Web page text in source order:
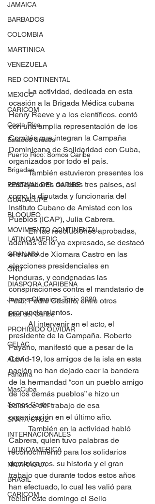
JAMAICA
BARBADOS
COLOMBIA
MARTINICA
VENEZUELA
RED CONTINENTAL
MEXICO
CARICOM
Costa Rica
Estados Unidos
Puerto Rico: Somos Caribe
Brigadas
FESTIVAL DEL CARIBE
GUADALUPE
BLOQUEO
MOVIMIENTO CONTINENTAL
LATINOAMERIC
GRANADA
ONU
DIÁSPORA CARIBEÑA
Juegos Olímpicos Tokio 2020
Islas del Caribe
PROHIBIDO OLVIDAR
CELAC
ALBA
Panamá
MasCuba
Somos Caribe
SANTA CRUZ
INTERNACIONALES
LATINOAMERICA
NICARAGUA
BRASIL
CARICOM
	La actividad, dedicada en esta
ocasión a la Brigada Médica cubana
Henry Reeve y a los científicos, contó
con una amplia representación de los
Comités que integran la Campaña
Dominicana de Solidaridad con Cuba,
organizados por todo el país.
	También estuvieron presentes los
embajadores de esos tres países, así
como la diputada y funcionaria del
Instituto Cubano de Amistad con los
Pueblos (ICAP), Julia Cabrera.
	En las resoluciones aprobadas,
además de lo ya expresado, se destacó
el triunfo de Xiomara Castro en las
elecciones presidenciales en
Honduras, y condenadas las
conspiraciones contra el mandatario de
Perú, Pedro Castillo, entre otros
pronunciamientos.
presidente de la Campaña, Roberto
Payano, manifestó que a pesar de la
Covid-19, los amigos de la isla en esta
nación no han dejado caer la bandera
de la hermandad “con un pueblo amigo
de los demás pueblos” e hizo un
balance del trabajo de esa
organización en el último año.
Cabrera, quien tuvo palabras de
reconocimiento para los solidarios
dominicanos, su historia y el gran
trabajo que durante todos estos años
han efectuado, lo cual les valió para
recibir este domingo el Sello